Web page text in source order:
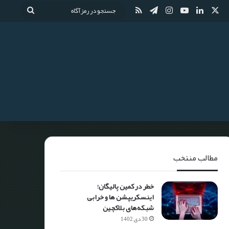
مطالب منتخب
خطر در کمین پالیگان؛
اینسکریپشن ها و خرابی
شبکه‌های بلاکچین
30 دی 1402